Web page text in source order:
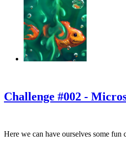
Challenge #002 -
Here we can have ourselves some